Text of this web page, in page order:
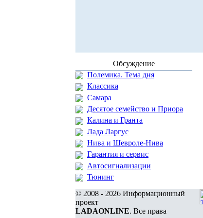
Обсуждение
Полемика. Тема дня
Классика
Самара
Десятое семейство и Приора
Калина и Гранта
Лада Ларгус
Нива и Шевроле-Нива
Гарантия и сервис
Автосигнализации
Тюнинг
© 2008 - 2026 Информационный
проект
LADAONLINE. Все права